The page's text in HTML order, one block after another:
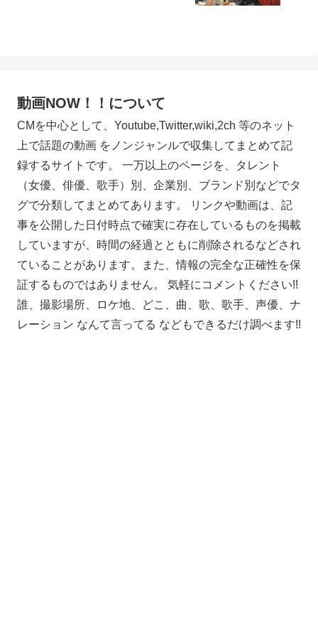
動画NOW！！について
CMを中心として、Youtube,Twitter,wiki,2ch 等のネット
上で話題の動画 をノンジャンルで収集してまとめて記
録するサイトです。 一万以上のページを、タレント
（女優、俳優、歌手）別、企業別、ブランド別などでタ
グで分類してまとめてあります。 リンクや動画は、記
事を公開した日付時点で確実に存在しているものを掲載
していますが、時間の経過とともに削除されるなどされ
ていることがあります。また、情報の完全な正確性を保
証するものではありません。 気軽にコメントください!!
誰、撮影場所、ロケ地、どこ、曲、歌、歌手、声優、ナ
レーション なんて言ってる などもできるだけ調べます!!